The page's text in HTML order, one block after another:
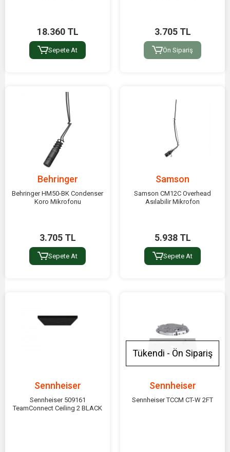
18.360 TL
Sepete At
3.705 TL
Ön Sipariş
Behringer
Behringer HM50-BK Condenser
Koro Mikrofonu
3.705 TL
Sepete At
Samson
Samson CM12C Overhead
Asılabilir Mikrofon
5.938 TL
Sepete At
Sennheiser
Sennheiser 509161
TeamConnect Ceiling 2 BLACK
Tükendi - Ön Sipariş
Sennheiser
Sennheiser TCCM CT-W 2FT